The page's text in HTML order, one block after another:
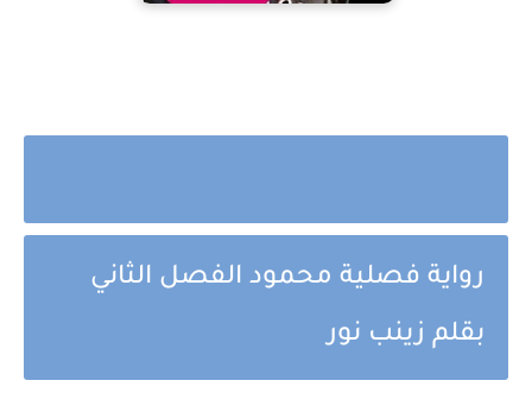
رواية فصلية محمود الفصل الثاني
بقلم زينب نور